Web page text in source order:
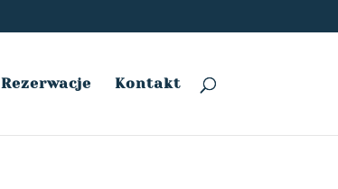
Rezerwacje Kontakt